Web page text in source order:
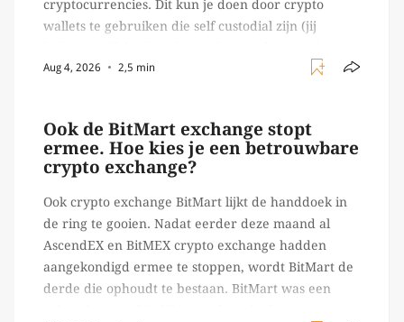
cryptocurrencies. Dit kun je doen door crypto
wallets te gebruiken die self custodial zijn (jij
Ledger of Trezor bijvoorbeeld. Echter, op 29 juli
Aug 4, 2026 2,5 min
Ook de BitMart exchange stopt
ermee. Hoe kies je een betrouwbare
crypto exchange?
Ook crypto exchange BitMart lijkt de handdoek in
de ring te gooien. Nadat eerder deze maand al
AscendEX en BitMEX crypto exchange hadden
aangekondigd ermee te stoppen, wordt BitMart de
derde die ophoudt te bestaan. BitMart was een